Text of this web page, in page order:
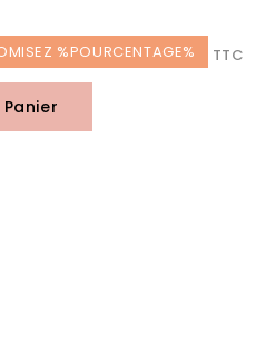
%POURCENTAGE% TTC